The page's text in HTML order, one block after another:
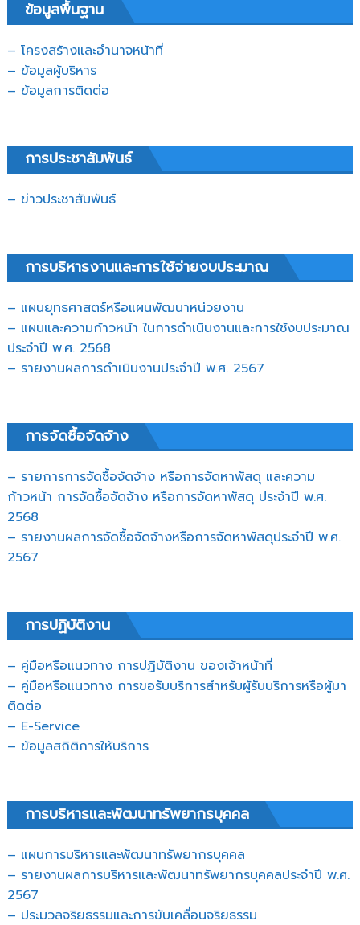
ข้อมูลพื้นฐาน
– โครงสร้างและอำนาจหน้าที่
– ข้อมูลผู้บริหาร
– ข้อมูลการติดต่อ
การประชาสัมพันธ์
– ข่าวประชาสัมพันธ์
การบริหารงานและการใช้จ่ายงบประมาณ
– แผนยุทธศาสตร์หรือแผนพัฒนาหน่วยงาน
– แผนและความก้าวหน้า ในการดำเนินงานและการใช้งบประมาณ
ประจำปี พ.ศ. 2568
– รายงานผลการดำเนินงานประจำปี พ.ศ. 2567
การจัดซื้อจัดจ้าง
– รายการการจัดซื้อจัดจ้าง หรือการจัดหาพัสดุ และความ
ก้าวหน้า การจัดซื้อจัดจ้าง หรือการจัดหาพัสดุ ประจำปี พ.ศ.
2568
– รายงานผลการจัดซื้อจัดจ้างหรือการจัดหาพัสดุประจำปี พ.ศ.
2567
การปฏิบัติงาน
– คู่มือหรือแนวทาง การปฏิบัติงาน ของเจ้าหน้าที่
– คู่มือหรือแนวทาง การขอรับบริการสำหรับผู้รับบริการหรือผู้มา
ติดต่อ
– E-Service
– ข้อมูลสถิติการให้บริการ
การบริหารและพัฒนาทรัพยากรบุคคล
– แผนการบริหารและพัฒนาทรัพยากรบุคคล
– รายงานผลการบริหารและพัฒนาทรัพยากรบุคคลประจำปี พ.ศ.
2567
– ประมวลจริยธรรมและการขับเคลื่อนจริยธรรม